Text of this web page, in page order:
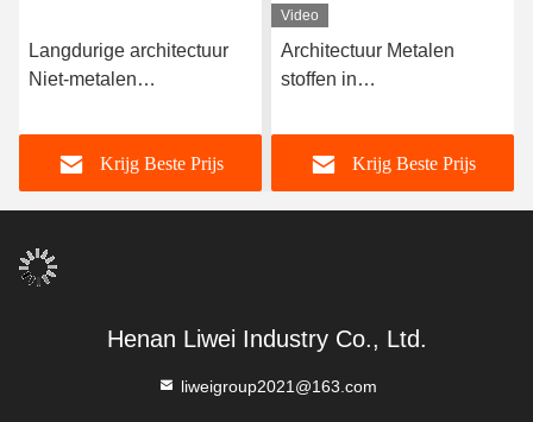
Langdurige architectuur
Niet-metalen
Corrosiebestand Meer
dan 10 jaar levensduur
Krijg Beste Prijs
Video
Architectuur Metalen
stoffen in
Niet-metalen stoffen
LangdurigKrijg Beste Prijs
Henan Liwei Industry Co., Ltd.
liweigroup2021@163.com